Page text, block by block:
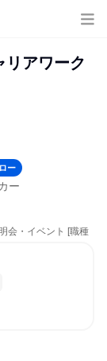
リアワーク
ー
ー
会・イベント [職種